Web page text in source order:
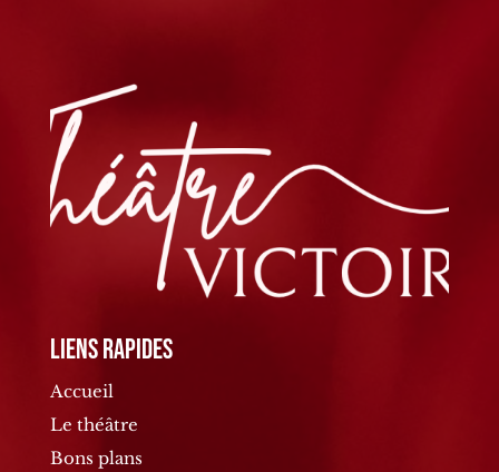
Liens rapides
Accueil
Le théâtre
Bons plans